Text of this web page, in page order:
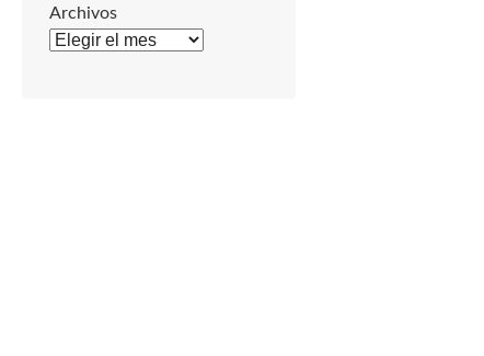
Archivos